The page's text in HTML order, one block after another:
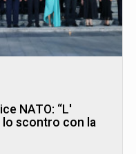
NATO: “L'
lo scontro con la